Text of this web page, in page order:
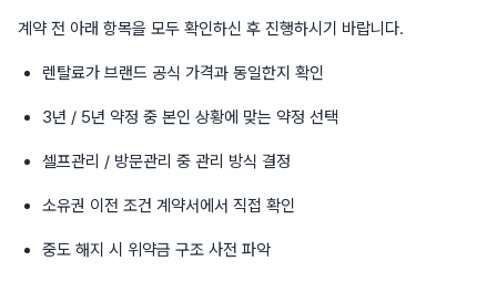
계약 전 아래 항목을 모두 확인하신 후 진행하시기 바랍니다.
렌탈료가 브랜드 공식 가격과 동일한지 확인
3년 / 5년 약정 중 본인 상황에 맞는 약정 선택
셀프관리 / 방문관리 중 관리 방식 결정
소유권 이전 조건 계약서에서 직접 확인
중도 해지 시 위약금 구조 사전 파악